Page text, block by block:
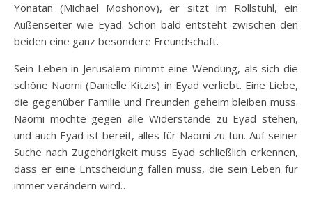
Yonatan (Michael Moshonov), er sitzt im Rollstuhl, ein
Außenseiter wie Eyad. Schon bald entsteht zwischen den
beiden eine ganz besondere Freundschaft.
Sein Leben in Jerusalem nimmt eine Wendung, als sich die
schöne Naomi (Danielle Kitzis) in Eyad verliebt. Eine Liebe,
die gegenüber Familie und Freunden geheim bleiben muss.
Naomi möchte gegen alle Widerstände zu Eyad stehen,
und auch Eyad ist bereit, alles für Naomi zu tun. Auf seiner
Suche nach Zugehörigkeit muss Eyad schließlich erkennen,
dass er eine Entscheidung fällen muss, die sein Leben für
immer verändern wird…